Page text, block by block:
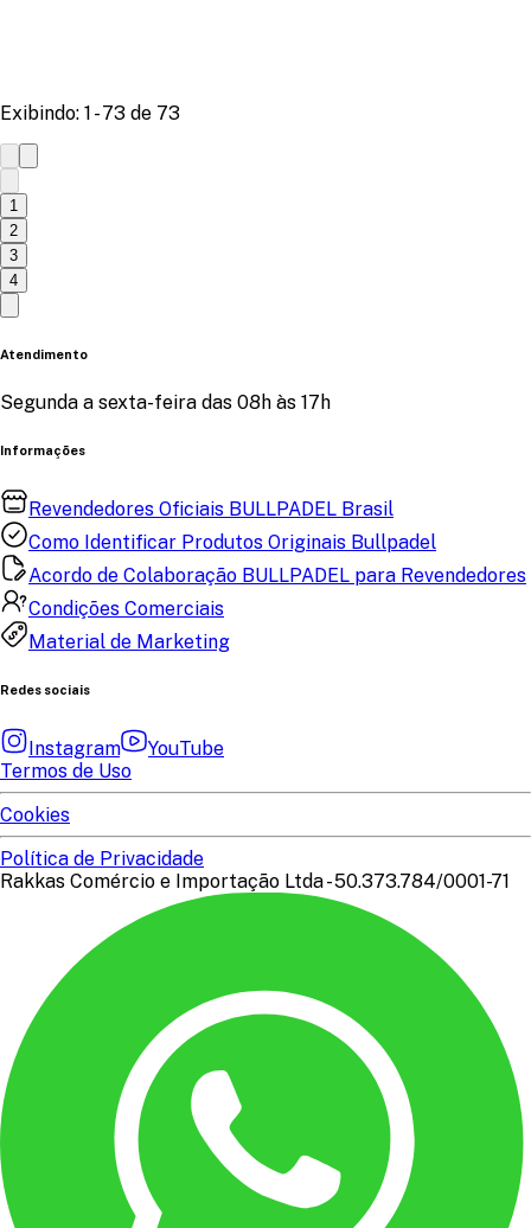
Exibindo: 1 - 73 de 73
1
2
3
4
Atendimento
Segunda a sexta-feira das 08h às 17h
Informações
Revendedores Oficiais BULLPADEL Brasil
Como Identificar Produtos Originais Bullpadel
Acordo de Colaboração BULLPADEL para Revendedores
Condições Comerciais
Material de Marketing
Redes sociais
Instagram
YouTube
Termos de Uso
Cookies
Política de Privacidade
Rakkas Comércio e Importação Ltda - 50.373.784/0001-71